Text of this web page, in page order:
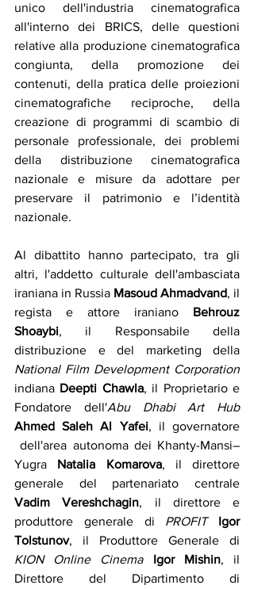
unico dell'industria cinematografica
all'interno dei BRICS, delle questioni
relative alla produzione cinematografica
congiunta, della promozione dei
contenuti, della pratica delle proiezioni
cinematografiche reciproche, della
creazione di programmi di scambio di
personale professionale, dei problemi
della distribuzione cinematografica
nazionale e misure da adottare per
preservare il patrimonio e l’identità
nazionale.
Al dibattito hanno partecipato, tra gli
altri, l'addetto culturale dell'ambasciata
iraniana in Russia Masoud Ahmadvand, il
regista e attore iraniano Behrouz
Shoaybi, il Responsabile della
National Film Development Corporation
indiana Deepti Chawla, il Proprietario e
Fondatore dell'Abu Dhabi Art Hub
Ahmed Saleh Al Yafei, il governatore
dell'area autonoma dei Khanty-Mansi–
Yugra Natalia Komarova, il direttore
Vadim Vereshchagin, il direttore e
produttore generale di PROFIT
Igor
Tolstunov
KION Online Cinema
Igor Mishin, il
Direttore del Dipartimento di